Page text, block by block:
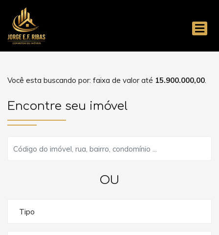
Você esta buscando por: faixa de valor até 15.900.000,00.
Encontre seu imóvel
OU
Tipo